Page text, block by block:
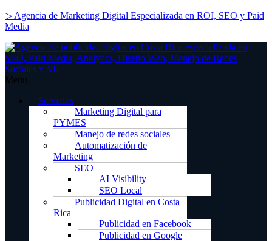
▷ Agencia de Marketing Digital Especializada en ROI, SEO y Paid
Media
Menu
Servicios
Marketing Digital para
PYMES
Manejo de redes sociales
Automatización de
Marketing
SEO
AI Visibility
SEO Local
Publicidad Digital en Costa
Rica
Publicidad en Facebook
Publicidad en Google